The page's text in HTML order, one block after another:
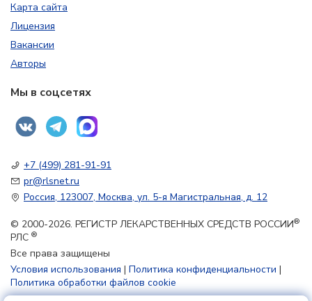
Карта сайта
Лицензия
Вакансии
Авторы
Мы в соцсетях
+7 (499) 281-91-91
pr@rlsnet.ru
Россия, 123007, Москва, ул. 5-я Магистральная, д. 12
© 2000-2026. РЕГИСТР ЛЕКАРСТВЕННЫХ СРЕДСТВ РОССИИ®
РЛС ®
Все права защищены
Условия использования | Политика конфиденциальности |
Политика обработки файлов cookie